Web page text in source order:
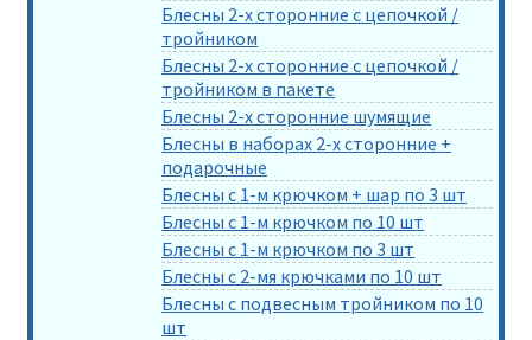
Блесны 2-х сторонние с цепочкой /
тройником
Блесны 2-х сторонние с цепочкой /
тройником в пакете
Блесны 2-х сторонние шумящие
Блесны в наборах 2-х сторонние +
подарочные
Блесны с 1-м крючком + шар по 3 шт
Блесны с 1-м крючком по 10 шт
Блесны с 1-м крючком по 3 шт
Блесны с 2-мя крючками по 10 шт
Блесны с подвесным тройником по 10
шт